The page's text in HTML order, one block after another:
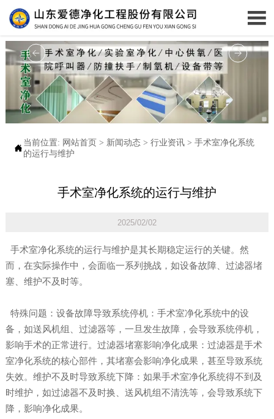


当前位置: 网站首页> 新闻动态> 行业资讯> 手术室净化系统
的运行与维护
手术室净化系统的运行与维护
2025/02/02
手术室净化系统的运行与维护是其长期稳定运行的关键。然
而，在实际操作中，会面临一系列挑战，如设备故障、过滤器堵
塞、维护不及时等。
特殊问题：设备故障导致系统停机：手术室净化系统中的设
备，如送风机组、过滤器等，一旦发生故障，会导致系统停机，
影响手术的正常进行。过滤器堵塞影响净化成果：过滤器是手术
室净化系统的核心部件，其堵塞会影响净化成果，甚至导致系统
失效。维护不及时导致系统下降：如果手术室净化系统得不到及
时维护，如过滤器不及时换、送风机组不清洗等，会导致系统下
降，影响净化成果。